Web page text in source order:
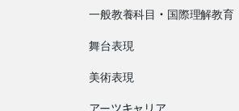
一般教養科目・国際理解教育
舞台表現
美術表現
アーツキャリア